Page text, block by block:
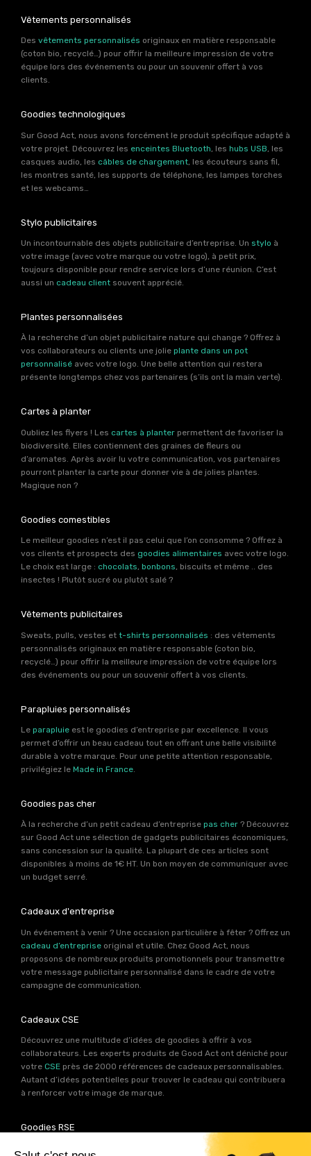
Vêtements personnalisés
Des vêtements personnalisés originaux en matière responsable
(coton bio, recyclé…) pour offrir la meilleure impression de votre
équipe lors des événements ou pour un souvenir offert à vos
clients.
Goodies technologiques
Sur Good Act, nous avons forcément le produit spécifique adapté à
votre projet. Découvrez les enceintes Bluetooth , les hubs USB , les
casques audio, les câbles de chargement , les écouteurs sans fil,
les montres santé, les supports de téléphone, les lampes torches
et les webcams…
Stylo publicitaires
Un incontournable des objets publicitaire d’entreprise. Un stylo à
votre image (avec votre marque ou votre logo), à petit prix,
toujours disponible pour rendre service lors d’une réunion. C’est
aussi un cadeau client souvent apprécié.
Plantes personnalisées
À la recherche d’un objet publicitaire nature qui change ? Offrez à
vos collaborateurs ou clients une jolie plante dans un pot
personnalisé avec votre logo. Une belle attention qui restera
présente longtemps chez vos partenaires (s’ils ont la main verte).
Cartes à planter
Oubliez les flyers ! Les cartes à planter permettent de favoriser la
biodiversité. Elles contiennent des graines de fleurs ou
d’aromates. Après avoir lu votre communication, vos partenaires
pourront planter la carte pour donner vie à de jolies plantes.
Magique non ?
Goodies comestibles
Le meilleur goodies n’est il pas celui que l’on consomme ? Offrez à
vos clients et prospects des goodies alimentaires avec votre logo.
Le choix est large : chocolats, bonbons, biscuits et même .. des
insectes ! Plutôt sucré ou plutôt salé ?
Vêtements publicitaires
Sweats, pulls, vestes et t-shirts personnalisés : des vêtements
personnalisés originaux en matière responsable (coton bio,
recyclé…) pour offrir la meilleure impression de votre équipe lors
des événements ou pour un souvenir offert à vos clients.
Parapluies personnalisés
Le parapluie est le goodies d’entreprise par excellence. Il vous
permet d’offrir un beau cadeau tout en offrant une belle visibilité
durable à votre marque. Pour une petite attention responsable,
privilégiez le Made in France.
Goodies pas cher
À la recherche d’un petit cadeau d’entreprise pas cher ? Découvrez
sur Good Act une sélection de gadgets publicitaires économiques,
sans concession sur la qualité. La plupart de ces articles sont
disponibles à moins de 1€ HT. Un bon moyen de communiquer avec
un budget serré.
Cadeaux d'entreprise
Un événement à venir ? Une occasion particulière à fêter ? Offrez un
cadeau d’entreprise original et utile. Chez Good Act, nous
proposons de nombreux produits promotionnels pour transmettre
votre message publicitaire personnalisé dans le cadre de votre
campagne de communication.
Cadeaux CSE
Découvrez une multitude d’idées de goodies à offrir à vos
collaborateurs. Les experts produits de Good Act ont déniché pour
votre CSE près de 2000 références de cadeaux personnalisables.
Autant d’idées potentielles pour trouver le cadeau qui contribuera
à renforcer votre image de marque.
Goodies RSE
Vous souhaitez communiquer en accord avec vos valeurs ? Ca